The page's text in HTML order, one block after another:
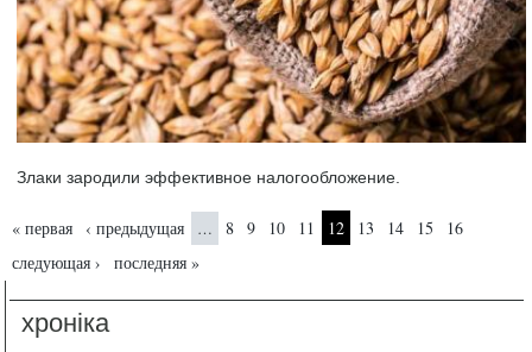
Злаки зародили эффективное налогообложение.
Страницы
« первая ‹ предыдущая … 8 9 10 11 12 13 14 15
16
следующая ›
последняя »
хроніка